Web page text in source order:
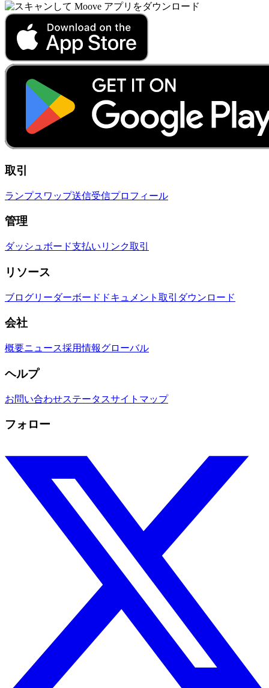
取引
ランプスワップ送信受信プロフィール
管理
ダッシュボード支払いリンク取引
リソース
ブログリーダーボード ドキュメント 取引 ダウンロード
会社
概要ニュース採用情報グローバル
ヘルプ
お問い合わせステータスサイトマップ
フォロー